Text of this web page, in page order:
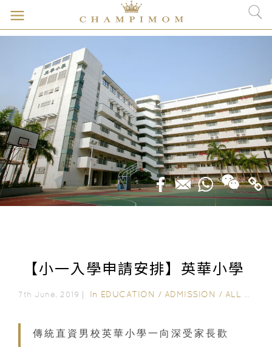
【小一入學申請安排】英華小學
7th June, 2019｜ In EDUCATION / ADMISSION / ALL EDUCATION
傳統直資男校英華小學一向深受家長歡